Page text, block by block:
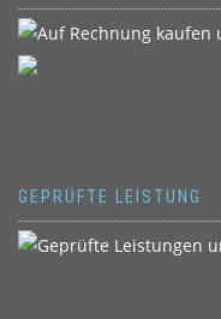
GEPRÜFTE LEISTUNG